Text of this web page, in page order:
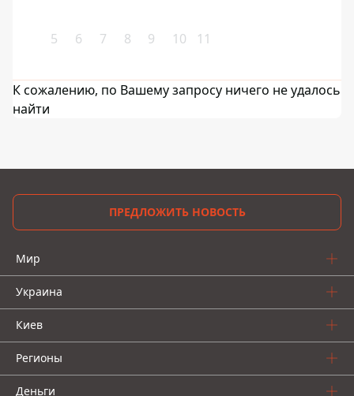
5 6 7 8 9 10 11
К сожалению, по Вашему запросу ничего не удалось
найти
ПРЕДЛОЖИТЬ НОВОСТЬ
Мир
Украина
Киев
Регионы
Деньги